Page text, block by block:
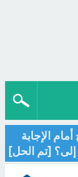
الإجابة
إلى؟ [تم الحل]